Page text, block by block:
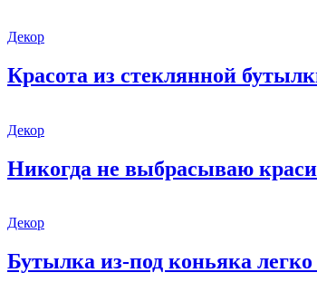
Декор
Красота из стеклянной
Декор
Никогда не выбрасываю
Декор
Бутылка из-под коньяка